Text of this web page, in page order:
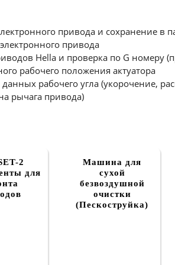
привода и сохранение в
привода
Hella и проверка по G номеру
рабочего положения актуатора
рабочего угла (укорочение,
рычага привода)
2
для
Машина для
сухой
безвоздушной
очистки
(Пескоструйка)